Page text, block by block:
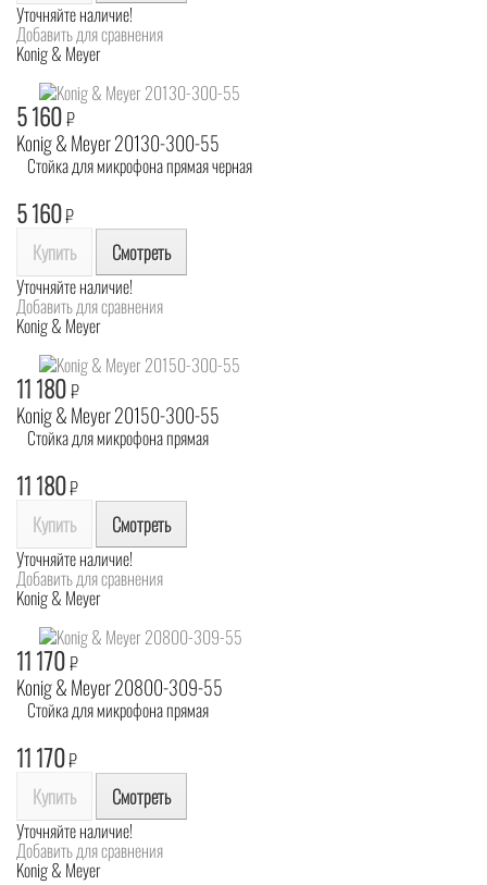
Уточняйте наличие!
Добавить для сравнения
Konig & Meyer
5 160₽
Konig & Meyer 20130-300-55
Стойка для микрофона прямая черная
5 160₽
Купить Смотреть
Уточняйте наличие!
Добавить для сравнения
Konig & Meyer
11 180₽
Konig & Meyer 20150-300-55
Стойка для микрофона прямая
11 180₽
Купить Смотреть
Уточняйте наличие!
Добавить для сравнения
Konig & Meyer
11 170₽
Konig & Meyer 20800-309-55
Стойка для микрофона прямая
11 170₽
Купить Смотреть
Уточняйте наличие!
Добавить для сравнения
Konig & Meyer